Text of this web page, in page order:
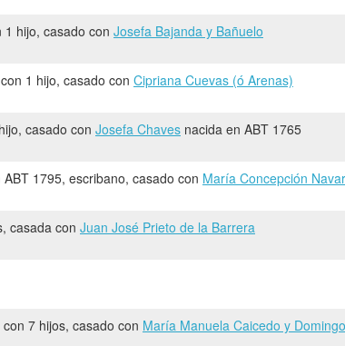
1 hijo, casado con Josefa Bajanda y Bañuelo
1 hijo, casado con Cipriana Cuevas (ó Arenas)
casado con Josefa Chaves nacida en ABT 1765
ABT 1795, escribano, casado con María Concepción
casada con Juan José Prieto de la Barrera
con 7 hijos, casado con María Manuela Caicedo y Domingo